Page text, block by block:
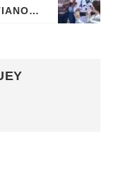
INSTITUTO DUARTIANO RECHAZA ACUSACIONES SOBRE DISCRIMINACIÓN DE AMNISTÍA INTERNACIONAL